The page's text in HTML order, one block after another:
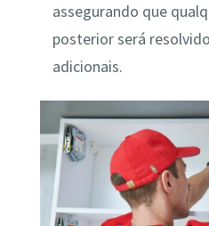
assegurando que
posterior será
adicionais.